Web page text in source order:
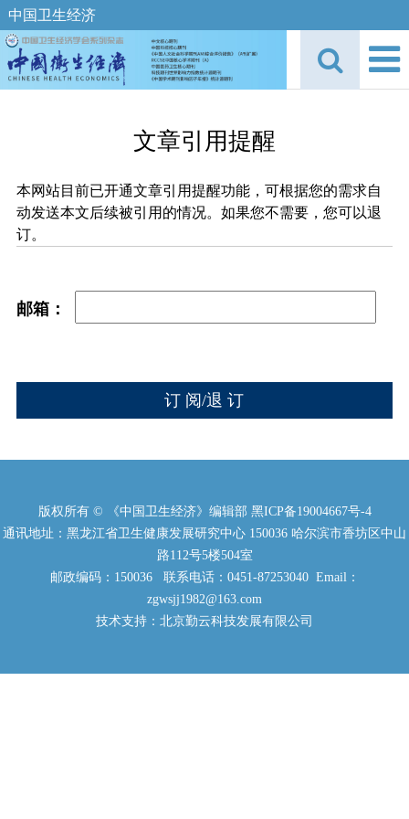
中国卫生经济
文章引用提醒
本网站目前已开通文章引用提醒功能，可根据您的需求自
动发送本文后续被引用的情况。如果您不需要，您可以退
订。
邮箱：
版权所有 © 《中国卫生经济》编辑部 黑ICP备19004667号-4
通讯地址：黑龙江省卫生健康发展研究中心 150036 哈尔滨市香坊区中山
路112号5楼504室
邮政编码：150036 联系电话：0451-87253040 Email：
zgwsjj1982@163.com
技术支持：北京勤云科技发展有限公司